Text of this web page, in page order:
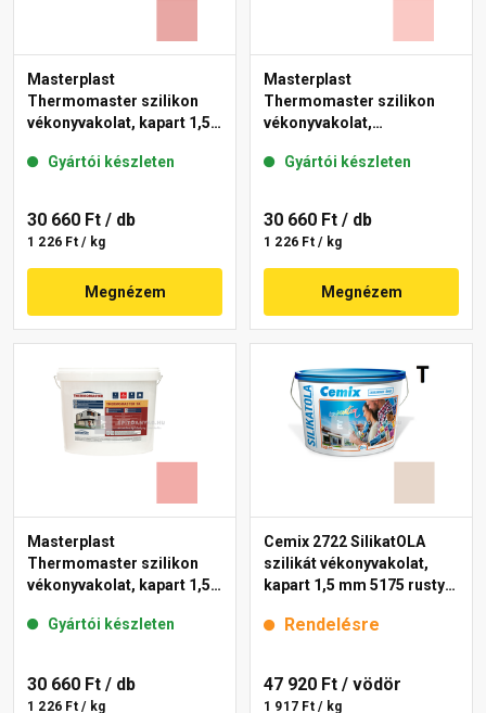
Masterplast
Thermomaster szilikon
vékonyvakolat, kapart 1,5
Gyártói készleten
30 660 Ft / db
1 226 Ft / kg
Megnézem
Masterplast
Thermomaster szilikon
vékonyvakolat,
22-F 25 kg
Gyártói készleten
30 660 Ft / db
1 226 Ft / kg
Megnézem
Masterplast
Thermomaster szilikon
vékonyvakolat, kapart 1,5
Gyártói készleten
30 660 Ft / db
1 226 Ft / kg
Cemix 2722 SilikatOLA
szilikát vékonyvakolat,
kapart 1,5 mm 5175 rusty
Rendelésre
47 920 Ft / vödör
1 917 Ft / kg